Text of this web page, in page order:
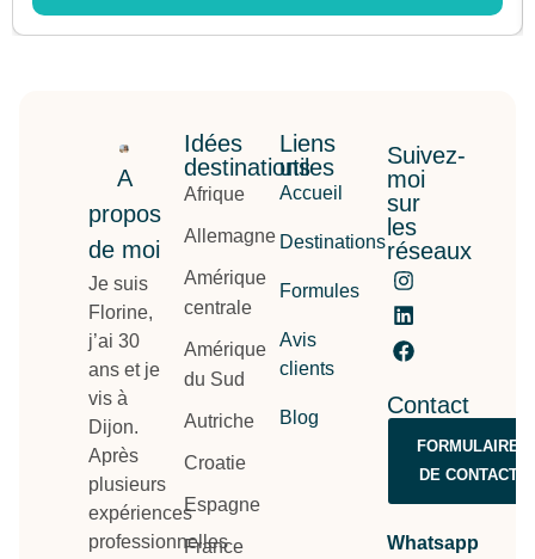
A
propos
de moi
Je suis
Florine,
j’ai 30
ans et je
vis à
Dijon.
Après
plusieurs
expériences
professionnelles
Idées
destinations
Afrique
Allemagne
Amérique
centrale
Amérique
du Sud
Autriche
Croatie
Espagne
France
Liens
utiles
Accueil
Destinations
Formules
Avis
clients
Blog
Suivez-
moi
sur
les
réseaux
Contact
FORMULAIRE
DE CONTACT
Whatsapp